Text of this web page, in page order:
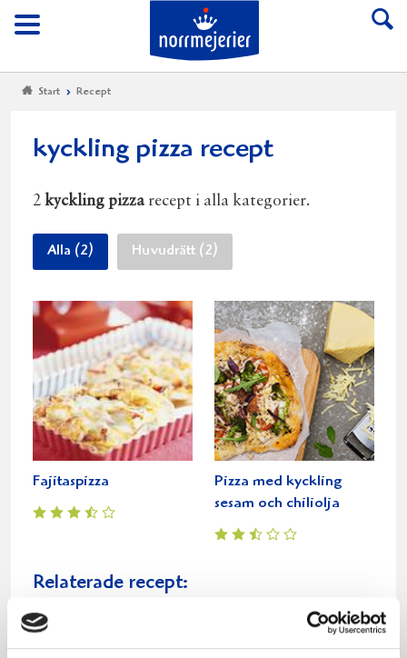
Meny
Till Norrmejerier
Start Recept
kyckling pizza recept
2 kyckling pizza recept i alla kategorier.
Alla (2) Huvudrätt (2)
Fajitaspizza
Pizza med kyckling
sesam och chiliolja
Relaterade recept:
kyckling